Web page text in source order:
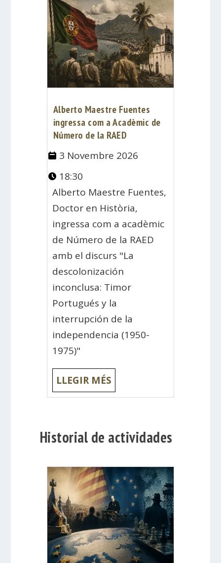
Alberto Maestre Fuentes
ingressa com a Acadèmic de
Número de la RAED
3 Novembre 2026
18:30
Alberto Maestre Fuentes,
Doctor en Història,
ingressa com a acadèmic
de Número de la RAED
amb el discurs "La
descolonización
inconclusa: Timor
Portugués y la
interrupción de la
independencia (1950-
1975)"
LLEGIR MÉS
Historial de actividades